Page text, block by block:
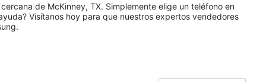
de McKinney, TX. Simplemente elige un teléfono en
Visítanos hoy para que nuestros expertos vendedores